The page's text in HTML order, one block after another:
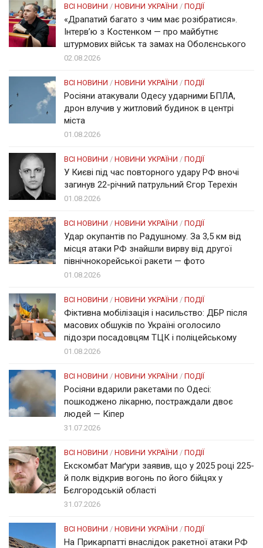
ВСІ НОВИНИ / НОВИНИ УКРАЇНИ / ПОДІЇ
«Драпатий багато з чим має розібратися».
Інтерв’ю з Костенком — про майбутнє
штурмових військ та замах на Оболєнського
02.08.2026
ВСІ НОВИНИ / НОВИНИ УКРАЇНИ / ПОДІЇ
Росіяни атакували Одесу ударними БПЛА,
дрон влучив у житловий будинок в центрі
міста
01.08.2026
ВСІ НОВИНИ / НОВИНИ УКРАЇНИ / ПОДІЇ
У Києві під час повторного удару РФ вночі
загинув 22-річний патрульний Єгор Терехін
01.08.2026
ВСІ НОВИНИ / НОВИНИ УКРАЇНИ / ПОДІЇ
Удар окупантів по Радушному. За 3,5 км від
місця атаки РФ знайшли вирву від другої
північнокорейської ракети — фото
01.08.2026
ВСІ НОВИНИ / НОВИНИ УКРАЇНИ / ПОДІЇ
Фіктивна мобілізація і насильство: ДБР після
масових обшуків по Україні оголосило
підозри посадовцям ТЦК і поліцейському
01.08.2026
ВСІ НОВИНИ / НОВИНИ УКРАЇНИ / ПОДІЇ
Росіяни вдарили ракетами по Одесі:
пошкоджено лікарню, постраждали двоє
людей — Кіпер
31.07.2026
ВСІ НОВИНИ / НОВИНИ УКРАЇНИ / ПОДІЇ
Екскомбат Маґури заявив, що у 2025 році 225-
й полк відкрив вогонь по його бійцях у
Бєлгородській області
31.07.2026
ВСІ НОВИНИ / НОВИНИ УКРАЇНИ / ПОДІЇ
На Прикарпатті внаслідок ракетної атаки РФ